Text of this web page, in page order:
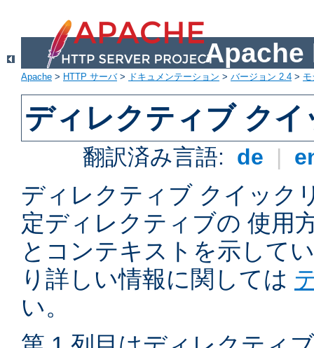
Apache
Apache > HTTP サーバ> ドキュメンテーション > バージョン 2.4 >
ディレクティブ ク
翻訳済み言語: de |
ディレクティブ クイック
定ディレクティブの 使用
とコンテキストを示して
り詳しい情報に関しては
い。